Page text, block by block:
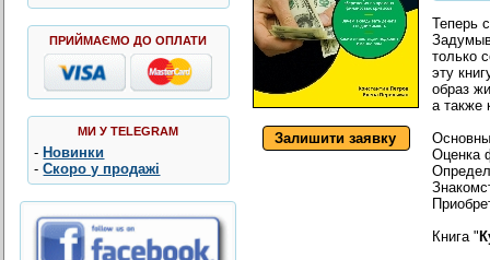
ПРИЙМАЄМО ДО ОПЛАТИ
МИ У TELEGRAM
- Новинки
-Скоро у продажі
Залишити заявку
Теперь
только
эту
образ
а также
Оценка
Книга "